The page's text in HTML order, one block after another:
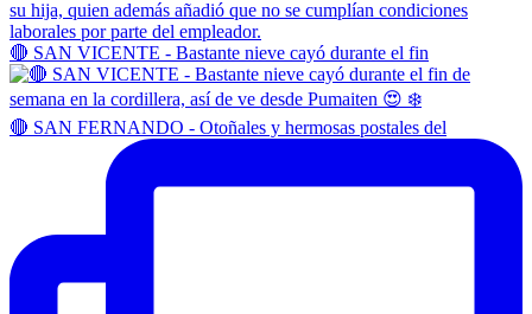
🔴 SAN VICENTE - Bastante nieve cayó durante el fin
🔴 SAN FERNANDO - Otoñales y hermosas postales del